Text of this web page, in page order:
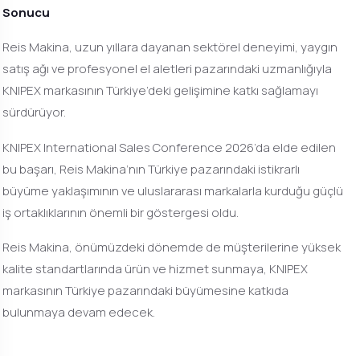
Sonucu
Reis Makina, uzun yıllara dayanan sektörel deneyimi, yaygın
satış ağı ve profesyonel el aletleri pazarındaki uzmanlığıyla
KNIPEX markasının Türkiye’deki gelişimine katkı sağlamayı
sürdürüyor.
KNIPEX International Sales Conference 2026’da elde edilen
bu başarı, Reis Makina’nın Türkiye pazarındaki istikrarlı
büyüme yaklaşımının ve uluslararası markalarla kurduğu güçlü
iş ortaklıklarının önemli bir göstergesi oldu.
Reis Makina, önümüzdeki dönemde de müşterilerine yüksek
kalite standartlarında ürün ve hizmet sunmaya, KNIPEX
markasının Türkiye pazarındaki büyümesine katkıda
bulunmaya devam edecek.